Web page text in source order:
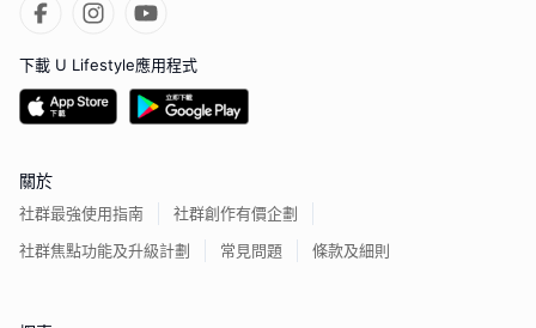
下載 U Lifestyle應用程式
關於
社群最強使用指南
社群創作有價企劃
社群焦點功能及升級計劃
常見問題 條款及細則